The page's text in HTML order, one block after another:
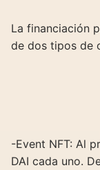
La financiación
de dos tipos de
-Event NFT: Al
DAI cada uno.